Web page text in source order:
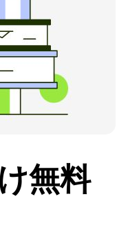
無料